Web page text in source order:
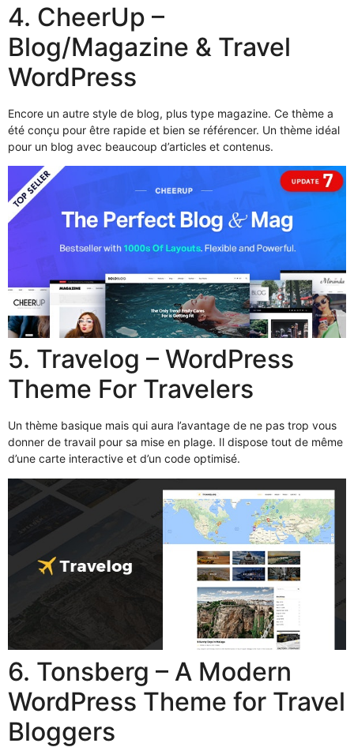
4. CheerUp –
Blog/Magazine & Travel
WordPress
Encore un autre style de blog, plus type magazine. Ce thème a
été conçu pour être rapide et bien se référencer. Un thème idéal
pour un blog avec beaucoup d’articles et contenus.
5. Travelog – WordPress
Theme For Travelers
Un thème basique mais qui aura l’avantage de ne pas trop vous
donner de travail pour sa mise en plage. Il dispose tout de même
d’une carte interactive et d’un code optimisé.
6. Tonsberg – A Modern
WordPress Theme for Travel
Bloggers